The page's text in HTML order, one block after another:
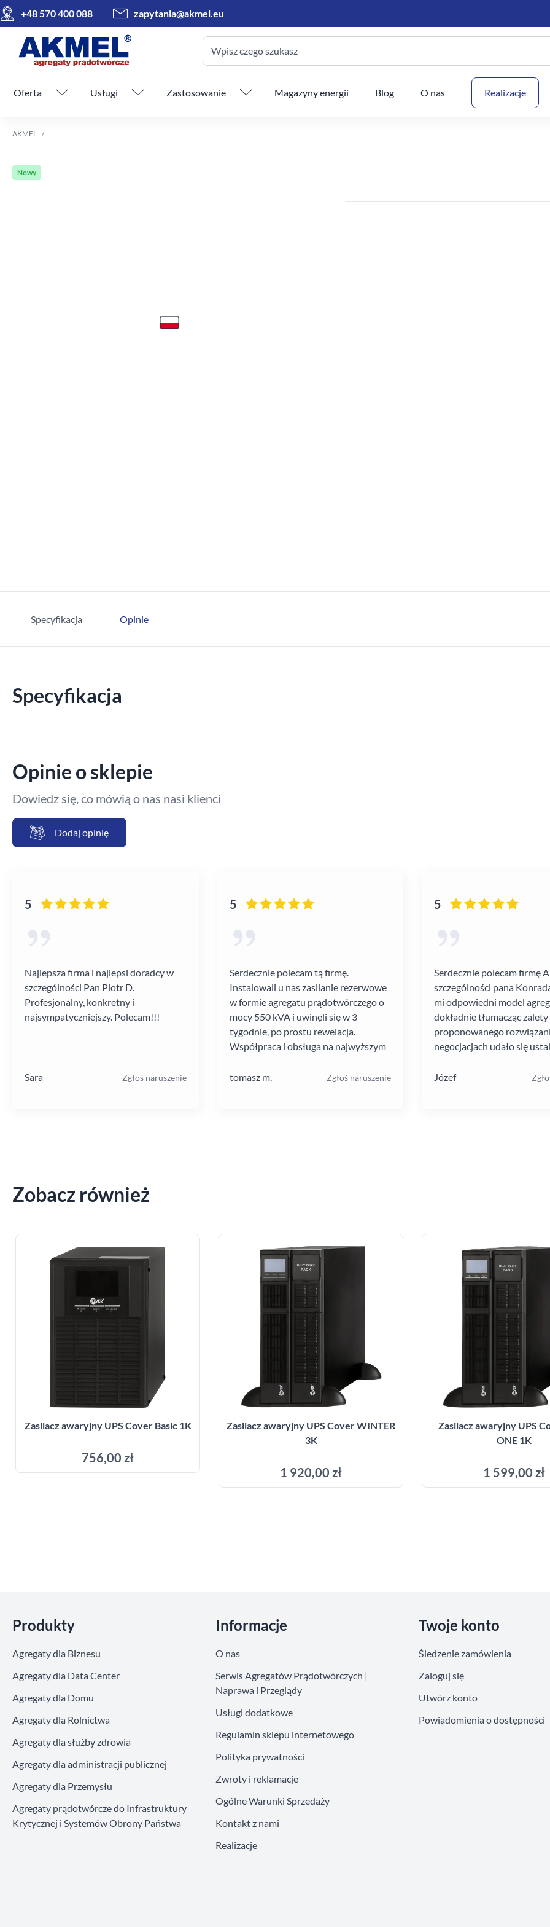
+48 570 400 088 zapytania@akmel.eu
Wpisz czego szukasz
Pomiń menu
Oferta Usługi Zastosowanie Magazyny energii Blog O nas Realizacje
AKMEL
Nowy
Specyfikacja Opinie
Specyfikacja
Opinie o sklepie
Dowiedz się, co mówią o nas nasi klienci
Dodaj opinię
5
Najlepsza firma i najlepsi doradcy w
szczególności Pan Piotr D.
Profesjonalny, konkretny i
najsympatyczniejszy. Polecam!!!
Sara Zgłoś naruszenie
5
Serdecznie polecam tą firmę.
Instalowali u nas zasilanie rezerwowe
w formie agregatu prądotwórczego o
mocy 550 kVA i uwinęli się w 3
tygodnie, po prostu rewelacja.
Współpraca i obsługa na najwyższym
tomasz m.
Zgłoś naruszenie
5
Serdecznie polecam firmę
szczególności pana
mi odpowiedni model
dokładnie tłumacząc zalety
proponowanego
negocjacjach udało się
szybko i schludnie.
Józef
Zobacz również
Zasilacz awaryjny UPS Cover Basic 1K
756,00 zł
Zasilacz awaryjny UPS Cover WINTER
3K
1 920,00 zł
Zasilacz awaryjny UPS
ONE 1K
1 599,00 zł
Produkty
Agregaty dla Biznesu
Agregaty dla Data Center
Agregaty dla Domu
Agregaty dla Rolnictwa
Agregaty dla służby zdrowia
Agregaty dla administracji publicznej
Agregaty dla Przemysłu
Agregaty prądotwórcze do Infrastruktury
Krytycznej i Systemów Obrony Państwa
Informacje
O nas
Serwis Agregatów Prądotwórczych |
Naprawa i Przeglądy
Usługi dodatkowe
Regulamin sklepu internetowego
Polityka prywatności
Zwroty i reklamacje
Ogólne Warunki Sprzedaży
Kontakt z nami
Realizacje
Twoje konto
Śledzenie zamówienia
Zaloguj się
Utwórz konto
Powiadomienia o dostępności